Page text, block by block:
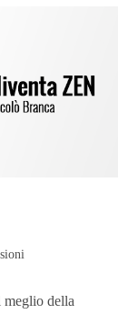
meglio della